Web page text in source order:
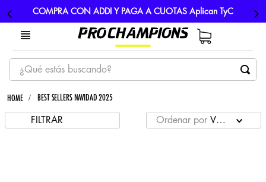
COMPRA CON ADDI Y PAGA A CUOTAS Aplican TyC
¿Qué estás buscando?
TÉRMINOS MÁS BUSCADOS
1. tenis
BEST SELLERS NAVIDAD 2025
FILTRAR Ordenar por VENTAS